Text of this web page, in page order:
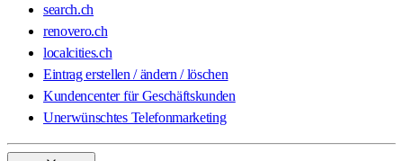
search.ch
renovero.ch
localcities.ch
Eintrag erstellen / ändern / löschen
Kundencenter für Geschäftskunden
Unerwünschtes Telefonmarketing